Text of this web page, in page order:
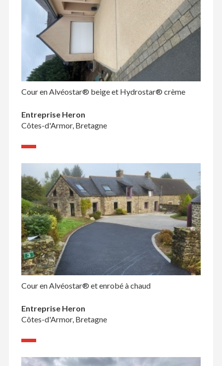
Cour en Alvéostar® beige et Hydrostar® crème
Entreprise Heron
Côtes-d'Armor, Bretagne
Cour en Alvéostar® et enrobé à chaud
Entreprise Heron
Côtes-d'Armor, Bretagne